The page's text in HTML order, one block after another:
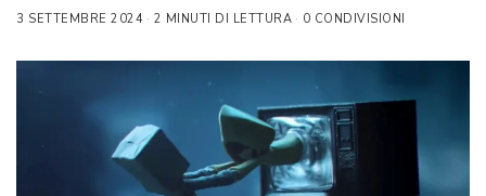
3 SETTEMBRE 2024 2 MINUTI DI LETTURA 0 CONDIVISIONI